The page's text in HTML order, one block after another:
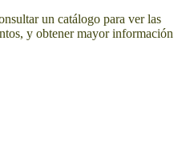
un catálogo para ver las
y obtener mayor información